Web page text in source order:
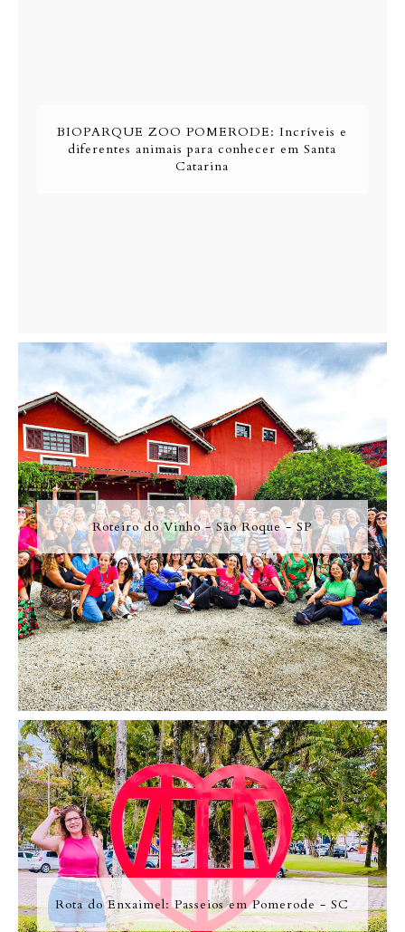
BIOPARQUE ZOO POMERODE: Incríveis e
diferentes animais para conhecer em Santa
Catarina
Roteiro do Vinho - São Roque - SP
Rota do Enxaimel: Passeios em Pomerode - SC